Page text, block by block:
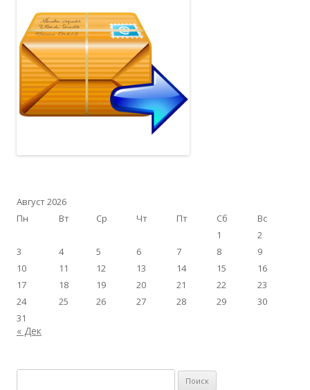
Август 2026
Пн
Вт Ср Чт Пт Сб
Вс
1
2
3
4 5 6 7 8
9
10
11 12 13 14 15
16
17
18 19 20 21 22
23
24
25 26 27 28 29
30
31
« Дек